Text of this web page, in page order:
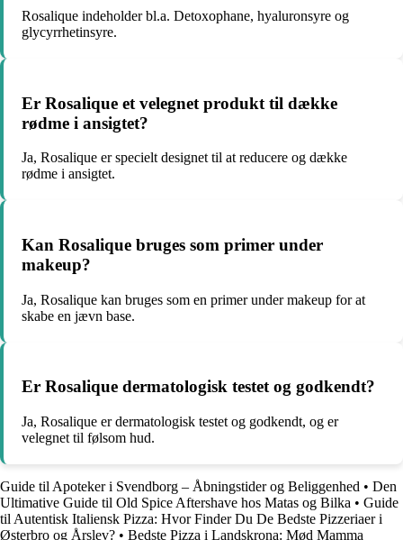
Rosalique indeholder bl.a. Detoxophane, hyaluronsyre og
glycyrrhetinsyre.
Er Rosalique et velegnet produkt til dække
rødme i ansigtet?
Ja, Rosalique er specielt designet til at reducere og dække
rødme i ansigtet.
Kan Rosalique bruges som primer under
makeup?
Ja, Rosalique kan bruges som en primer under makeup for at
skabe en jævn base.
Er Rosalique dermatologisk testet og godkendt?
Ja, Rosalique er dermatologisk testet og godkendt, og er
velegnet til følsom hud.
Guide til Apoteker i Svendborg – Åbningstider og Beliggenhed • Den
Ultimative Guide til Old Spice Aftershave hos Matas og Bilka • Guide
til Autentisk Italiensk Pizza: Hvor Finder Du De Bedste Pizzeriaer i
Østerbro og Årslev? • Bedste Pizza i Landskrona: Mød Mamma